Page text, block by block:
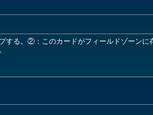
る。②：このカードがフィールドゾーンに